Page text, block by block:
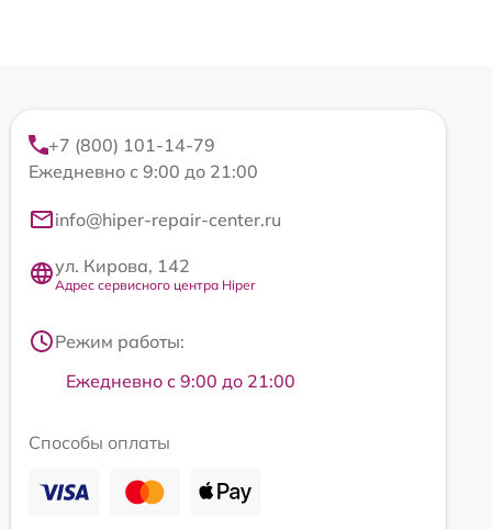
+7 (800) 101-14-79
Ежедневно с 9:00 до 21:00
info@hiper-repair-center.ru
ул. Кирова, 142
Адрес сервисного центра Hiper
Режим работы:
Ежедневно с 9:00 до 21:00
Способы оплаты